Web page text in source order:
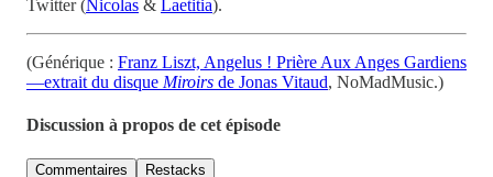
Twitter (Nicolas & Laetitia).
(Générique : Franz Liszt, Angelus ! Prière Aux Anges Gardiens
—extrait du disque Miroirs de Jonas Vitaud, NoMadMusic.)
Discussion à propos de cet épisode
Commentaires Restacks